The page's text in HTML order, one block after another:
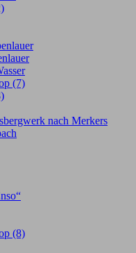
(7)
nach Merkers
(8)